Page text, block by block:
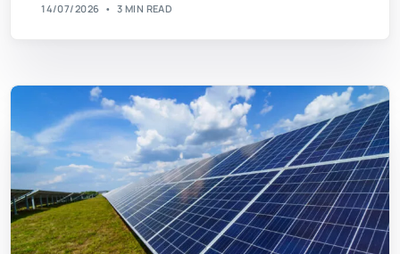
14/07/2026 3 MIN READ